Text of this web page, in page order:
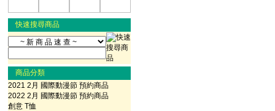
快速搜尋商品
商品分類
2021 2月 國際動漫節 預約商品
2022 2月 國際動漫節 預約商品
創意 T恤